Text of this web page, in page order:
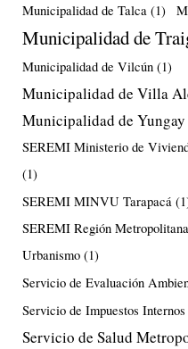
Municipalidad de Talca (1)
Municipalidad de
Municipalidad de Vilcún (1)
Municipalidad de Villa
Municipalidad de Yungay
SEREMI Ministerio de
(1)
SEREMI MINVU Tarapacá
SEREMI Región
Urbanismo (1)
Servicio de Evaluación
Servicio de Impuestos Internos
Servicio de Salud